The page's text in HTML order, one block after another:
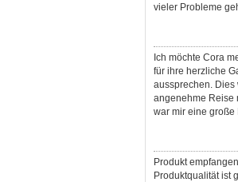
vieler Probleme
Ich möchte Cora
für ihre herzliche
aussprechen. Dies
angenehme Reise
war mir eine große
Produkt
Produktqualität ist